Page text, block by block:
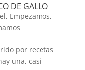
DE GALLO
, Empezamos,
por recetas
una, casi